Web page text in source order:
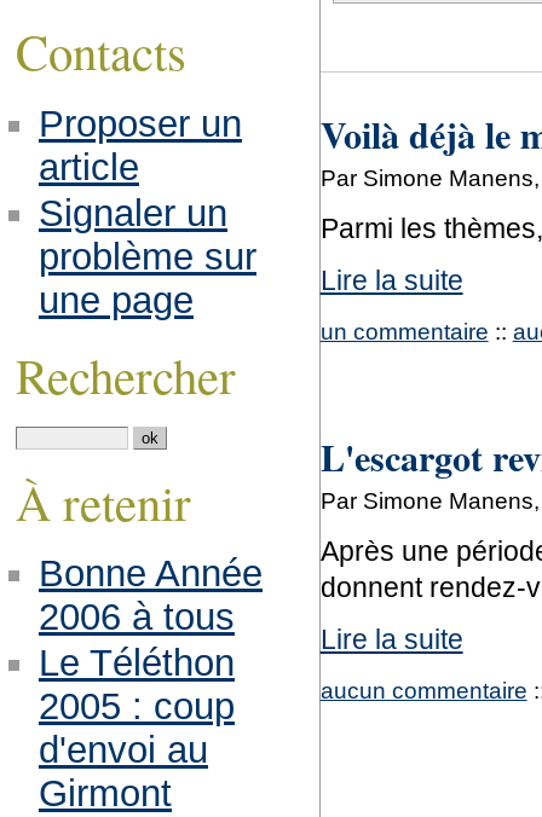
Voilà déjà le
Par Simone
Parmi les
Lire la suite
un commentaire ::
L'escargot
Par Simone
Après une
donnent rendez-
Lire la suite
aucun commentaire
Contacts
Proposer un
article
Signaler un
problème sur
une page
Rechercher
À retenir
Bonne Année
2006 à tous
Le Téléthon
2005 : coup
d'envoi au
Girmont